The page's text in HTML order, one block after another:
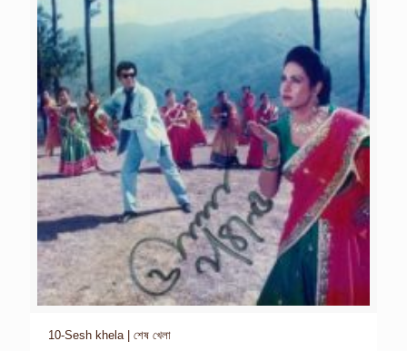
10-Sesh khela | শেষ খেলা